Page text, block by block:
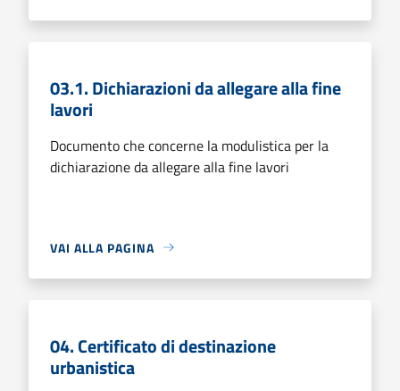
03.1. Dichiarazioni da allegare alla fine
lavori
Documento che concerne la modulistica per la
dichiarazione da allegare alla fine lavori
VAI ALLA PAGINA
04. Certificato di destinazione
urbanistica